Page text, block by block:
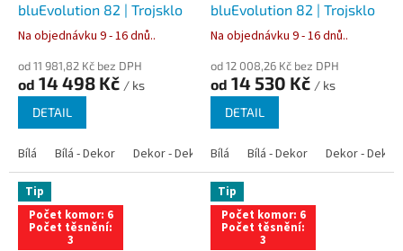
bluEvolution 82 | Trojsklo
Na objednávku 9 - 16 dnů..
od 11 981,82 Kč bez DPH
od 14 498 Kč / ks
DETAIL
Bílá Bílá - Dekor Dekor - Dekor Bílá - Antracit Bílá - Zlatý dub
bluEvolution 82 | Trojsklo
Na objednávku 9 - 16 dnů..
od 12 008,26 Kč bez DPH
od 14 530 Kč / ks
DETAIL
Bílá Bílá - Dekor Dekor - Dekor
Tip
Počet komor: 6
Počet těsnění:
3
Tip
Počet komor: 6
Počet těsnění:
3